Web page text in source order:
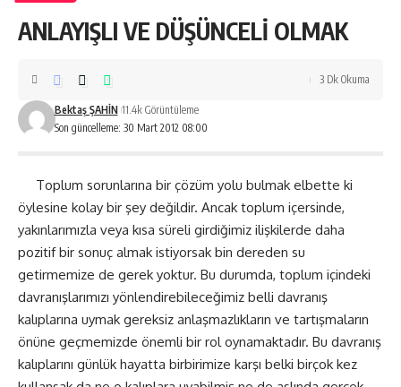
ANLAYIŞLI VE DÜŞÜNCELİ OLMAK
Son güncelleme: 30 Mart 2012 08:00
Bektaş ŞAHİN 11.4k Görüntüleme
3 Dk Okuma
Toplum sorunlarına bir çözüm yolu bulmak elbette ki
öylesine kolay bir şey değildir. Ancak toplum içersinde,
yakınlarımızla veya kısa süreli girdiğimiz ilişkilerde daha
pozitif bir sonuç almak istiyorsak bin dereden su
getirmemize de gerek yoktur. Bu durumda, toplum içindeki
davranışlarımızı yönlendirebileceğimiz belli davranış
kalıplarına uymak gereksiz anlaşmazlıkların ve tartışmaların
önüne geçmemizde önemli bir rol oynamaktadır. Bu davranış
kalıplarını günlük hayatta birbirimize karşı belki birçok kez